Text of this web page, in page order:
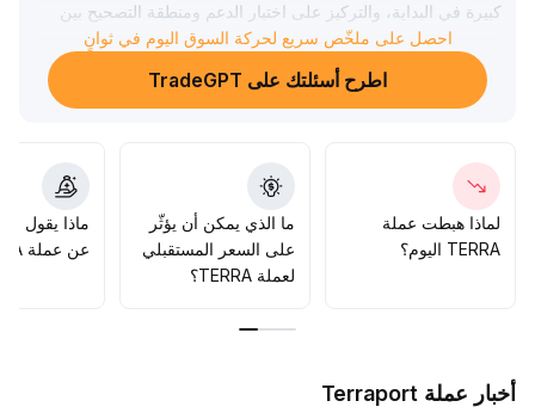
كبيرة في البداية، والتركيز على اختبار الدعم ومنطقة التصحيح بين
10 و1
35
الخسارة وإدارة حجم الصفقات، والحفاظ على مرونة التداول
احصل على ملخّص سريع لحركة السوق اليوم في ثوانٍ
اطرح أسئلتك على TradeGPT
لماذا هبطت عملة
TERRA اليوم؟
ما الذي يمكن أن يؤثّر
على السعر المستقبلي
لعملة TERRA؟
ماذا يقول
عن عملة TERRA؟
أخبار عملة Terraport